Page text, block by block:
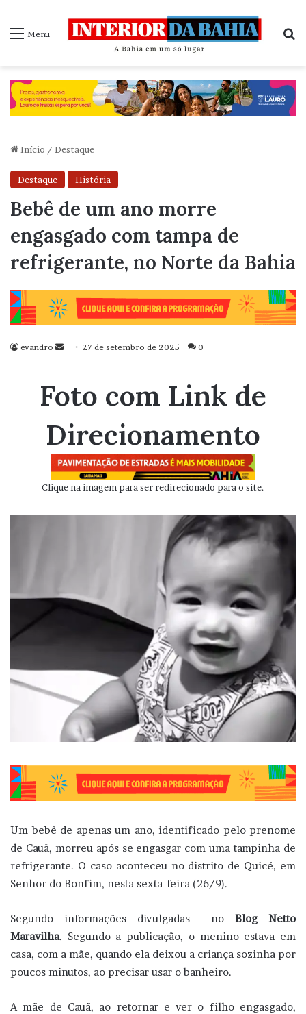
Menu
Início / Destaque
Destaque História
Bebê de um ano morre
engasgado com tampa de
refrigerante, no Norte da Bahia
evandro
Mande
mail
27 de setembro de 2025 0
Foto com Link de
Direcionamento
Clique na imagem para ser redirecionado para o site.
Um bebê de apenas um ano, identificado pelo prenome
de Cauã, morreu após se engasgar com uma tampinha de
refrigerante. O caso aconteceu no distrito de Quicé, em
Senhor do Bonfim, nesta sexta-feira (26/9).
Segundo informações divulgadas noBlog Netto
Maravilha. Segundo a publicação, o menino estava em
casa, com a mãe, quando ela deixou a criança sozinha por
poucos minutos, ao precisar usar o banheiro.
A mãe de Cauã, ao retornar e ver o filho engasgado,